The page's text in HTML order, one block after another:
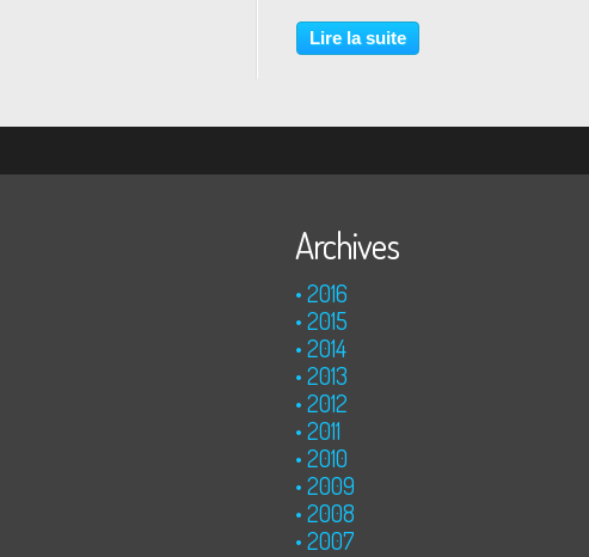
l'Institut des Jeunes Aveugles à
Paris, il publia en 1829 l'
Lire la suite
Archives
2016
2015
2014
2013
2012
2011
2010
2009
2008
2007